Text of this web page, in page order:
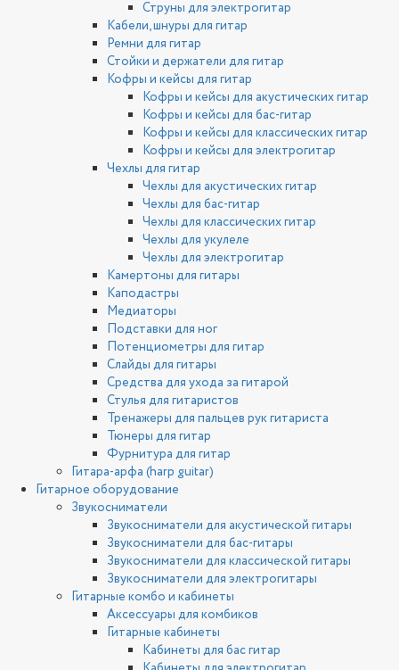
Струны для электрогитар
Кабели, шнуры для гитар
Ремни для гитар
Стойки и держатели для гитар
Кофры и кейсы для гитар
Кофры и кейсы для акустических гитар
Кофры и кейсы для бас-гитар
Кофры и кейсы для классических гитар
Кофры и кейсы для электрогитар
Чехлы для гитар
Чехлы для акустических гитар
Чехлы для бас-гитар
Чехлы для классических гитар
Чехлы для укулеле
Чехлы для электрогитар
Камертоны для гитары
Каподастры
Медиаторы
Подставки для ног
Потенциометры для гитар
Слайды для гитары
Средства для ухода за гитарой
Стулья для гитаристов
Тренажеры для пальцев рук гитариста
Тюнеры для гитар
Фурнитура для гитар
Гитара-арфа (harp guitar)
Гитарное оборудование
Звукосниматели
Звукосниматели для акустической гитары
Звукосниматели для бас-гитары
Звукосниматели для классической гитары
Звукосниматели для электрогитары
Гитарные комбо и кабинеты
Аксессуары для комбиков
Гитарные кабинеты
Кабинеты для бас гитар